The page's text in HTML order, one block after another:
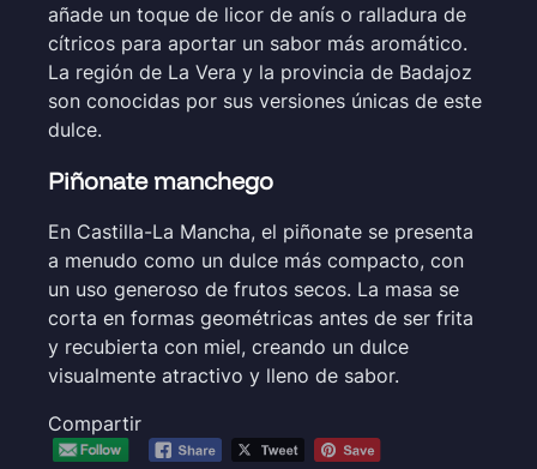
añade un toque de licor de anís o ralladura de
cítricos para aportar un sabor más aromático.
La región de La Vera y la provincia de Badajoz
son conocidas por sus versiones únicas de este
dulce.
Piñonate manchego
En Castilla-La Mancha, el piñonate se presenta
a menudo como un dulce más compacto, con
un uso generoso de frutos secos. La masa se
corta en formas geométricas antes de ser frita
y recubierta con miel, creando un dulce
visualmente atractivo y lleno de sabor.
Compartir